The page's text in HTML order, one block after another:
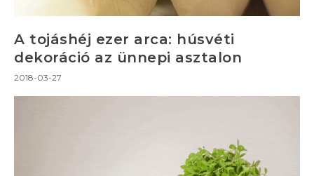
A tojáshéj ezer arca: húsvéti
dekoráció az ünnepi asztalon
2018-03-27